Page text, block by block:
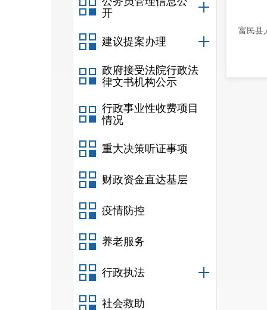
开
建议提案办理
政府接受法院行政法
律文书机构公示
行政事业性收费项目
情况
重大决策听证事项
财政资金直达基层
疫情防控
养老服务
行政执法
社会救助
富民县